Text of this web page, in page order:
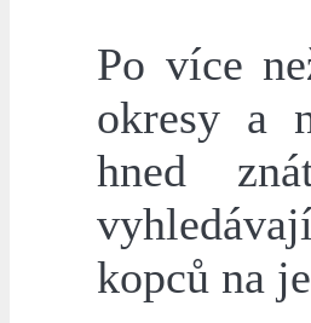
Po více
okresy a
hned
kopců na